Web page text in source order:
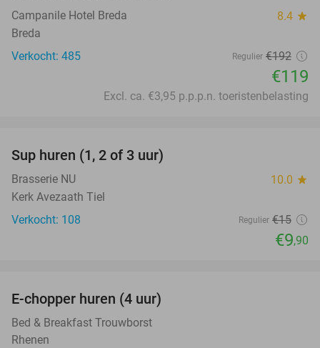
Campanile Hotel Breda 8.4 star
Breda
Verkocht: 485
Regulier €192
€119
Excl. ca. €3,95 p.p.p.n. toeristenbelasting
Sup huren (1, 2 of 3 uur)
Brasserie NU 10.0 star
Kerk Avezaath Tiel
Verkocht: 108
Regulier €15
€9,90
E-chopper huren (4 uur)
Bed & Breakfast Trouwborst
Rhenen